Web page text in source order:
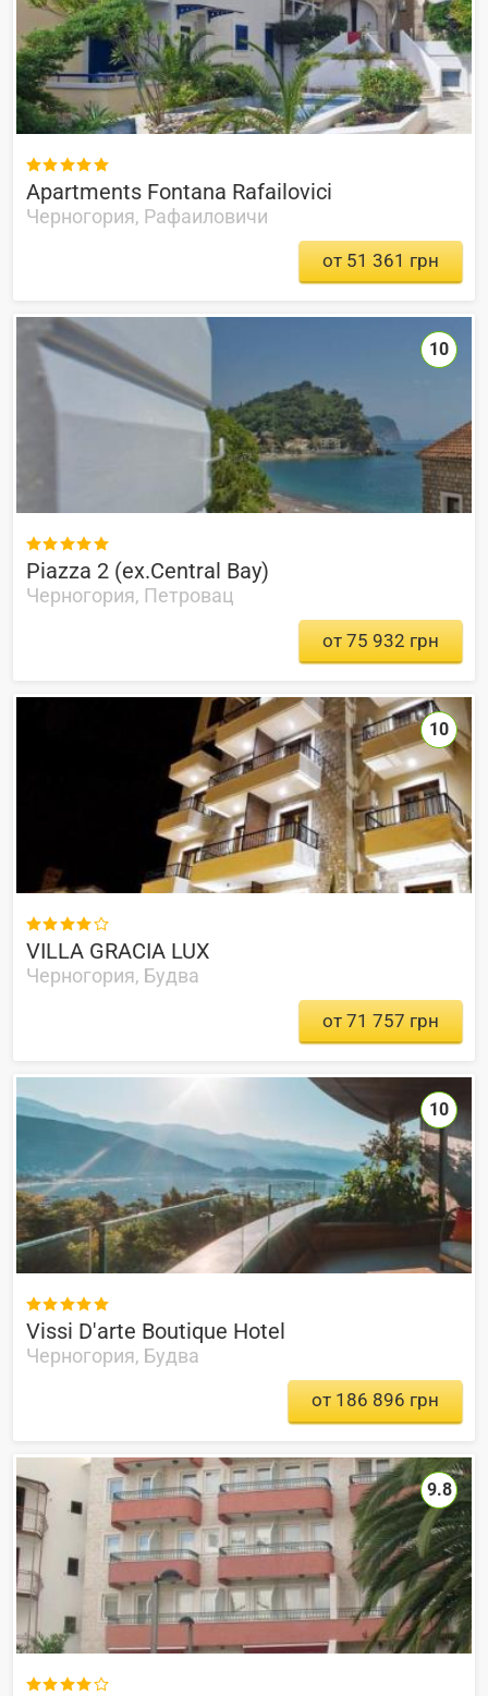

Apartments Fontana Rafailovici
Черногория, Рафаиловичи
от 51 361 грн

Piazza 2 (ex.Central Bay)
Черногория, Петровац
10
от 75 932 грн

VILLA GRACIA LUX
Черногория, Будва
10
от 71 757 грн

Vissi D'arte Boutique Hotel
Черногория, Будва
10
от 186 896 грн

9.8